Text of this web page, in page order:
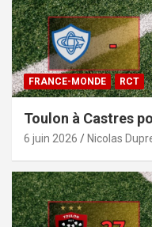
FRANCE-MONDE RCT
Toulon à Castres
6 juin 2026 Nicolas